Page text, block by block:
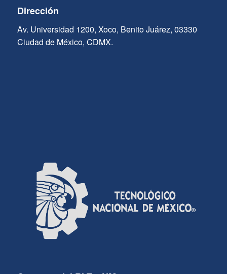
Dirección
Av. Universidad 1200, Xoco, Benito Juárez, 03330
Ciudad de México, CDMX.